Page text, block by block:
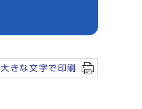
大きな文字で印刷